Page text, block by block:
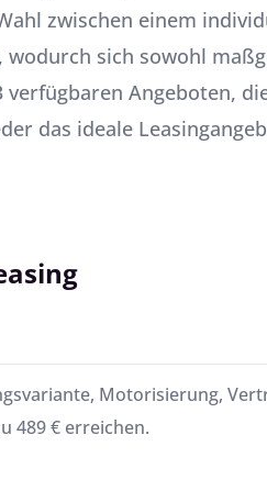
zwischen einem
sich sowohl
Angeboten,
das ideale
Motorisierung,
489 € erreichen.